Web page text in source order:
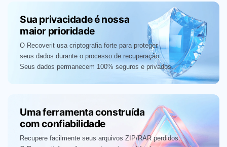
Sua privacidade é nossa
maior prioridade
O Recoverit usa criptografia forte para proteger
seus dados durante o processo de recuperação.
Seus dados permanecem 100% seguros e privados.
Uma ferramenta construída
com confiabilidade
Recupere facilmente seus arquivos ZIP/RAR perdidos.